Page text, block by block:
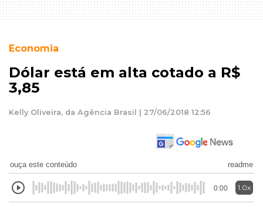
Economia
Dólar está em alta cotado a R$
3,85
Kelly Oliveira, da Agência Brasil | 27/06/2018 12:56
ouça este conteúdo readme
0:00 1.0x